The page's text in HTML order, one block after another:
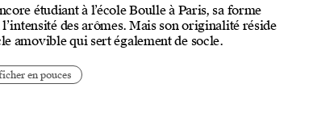
étudiant à l’école Boulle à Paris, sa forme
des arômes. Mais son originalité réside
amovible qui sert également de socle.
en pouces